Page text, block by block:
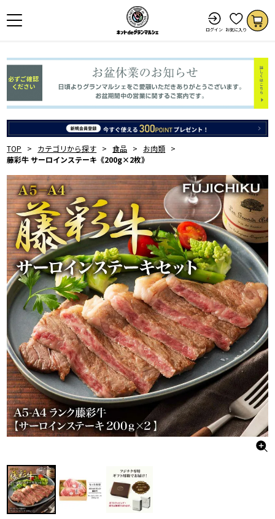
ログイン お気に入り
TOP カテゴリから探す 食品
お肉類
藤彩牛 サーロインステーキ《200g×2枚》